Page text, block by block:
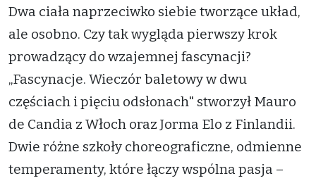
Dwa ciała naprzeciwko siebie tworzące układ,
ale osobno. Czy tak wygląda pierwszy krok
prowadzący do wzajemnej fascynacji?
„Fascynacje. Wieczór baletowy w dwu
częściach i pięciu odsłonach" stworzył Mauro
de Candia z Włoch oraz Jorma Elo z Finlandii.
Dwie różne szkoły choreograficzne, odmienne
temperamenty, które łączy wspólna pasja –